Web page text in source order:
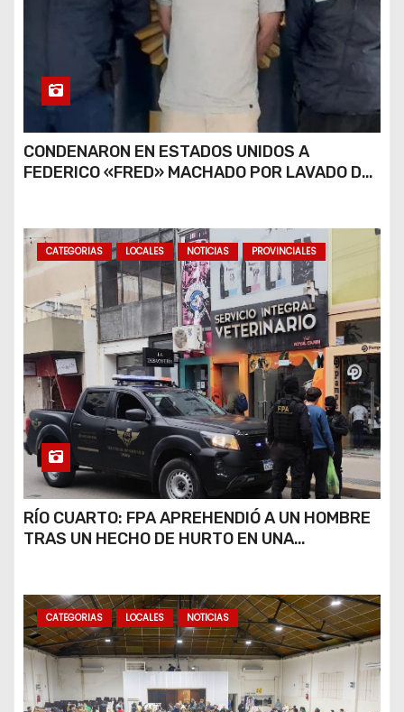
CONDENARON EN ESTADOS UNIDOS A
FEDERICO «FRED» MACHADO POR LAVADO DE
CATEGORIAS LOCALES NOTICIAS PROVINCIALES
RÍO CUARTO: FPA APREHENDIÓ A UN HOMBRE
TRAS UN HECHO DE HURTO EN UNA
CATEGORIAS LOCALES NOTICIAS